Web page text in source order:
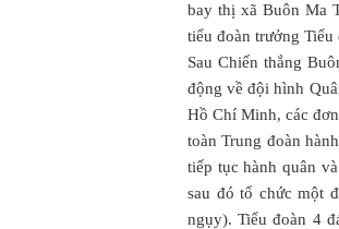
bay thị xã Buôn Ma
tiểu đoàn trưởng
Sau Chiến thắng
động về đội hình
Hồ Chí Minh, các
toàn Trung đoàn
tiếp tục hành quân
sau đó tổ chức một
ngụy). Tiểu đoàn 4